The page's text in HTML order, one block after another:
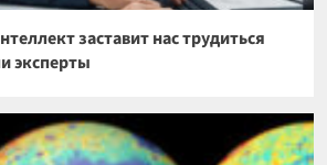
заставит нас трудиться
эксперты